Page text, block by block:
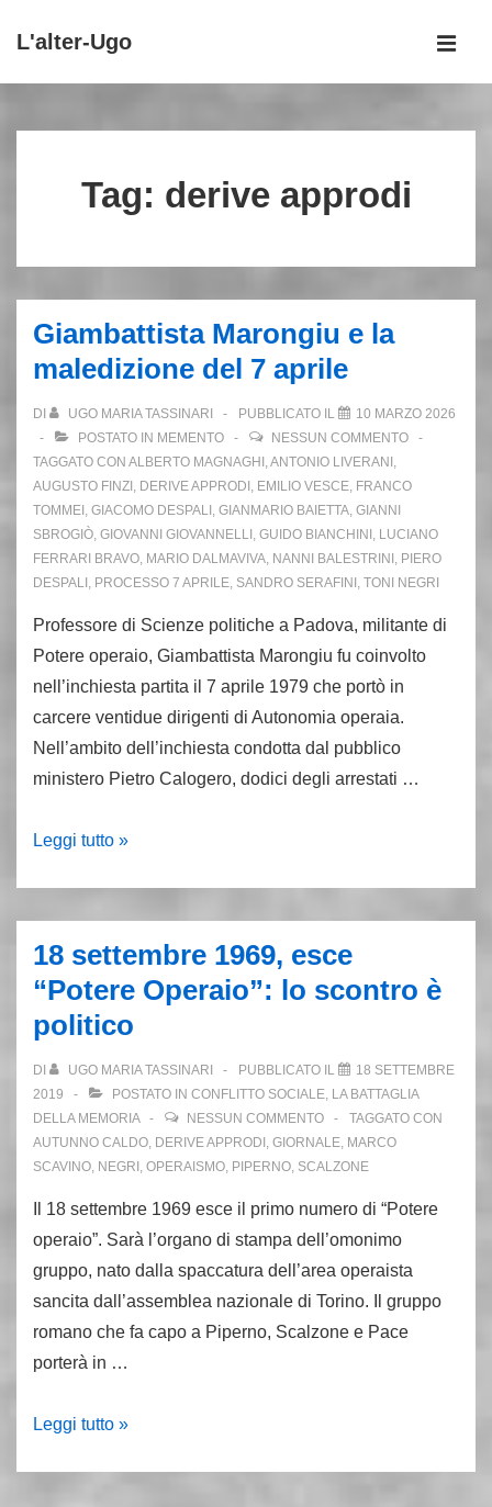
Vai
principale
L'alter-Ugo
principale
Tag: derive approdi
Giambattista Marongiu e la
maledizione del 7 aprile
DI UGO MARIA TASSINARI PUBBLICATO IL
10 MARZO 2026
POSTATO IN MEMENTO
NESSUN COMMENTO
TAGGATO CON ALBERTO MAGNAGHI ,ANTONIO LIVERANI ,
AUGUSTO FINZI , DERIVE APPRODI , EMILIO VESCE, FRANCO
TOMMEI , GIACOMO DESPALI , GIANMARIO BAIETTA, GIANNI
SBROGIÒ, GIOVANNI GIOVANNELLI , GUIDO BIANCHINI , LUCIANO
FERRARI BRAVO, MARIO DALMAVIVA, NANNI BALESTRINI , PIERO
DESPALI , PROCESSO 7 APRILE, SANDRO SERAFINI , TONI NEGRI
Professore di Scienze politiche a Padova, militante di
Potere operaio, Giambattista Marongiu fu coinvolto
nell’inchiesta partita il 7 aprile 1979 che portò in
carcere ventidue dirigenti di Autonomia operaia.
Nell’ambito dell’inchiesta condotta dal pubblico
ministero Pietro Calogero, dodici degli arrestati …
Giambattista
maledizione
del
7
Leggi tutto »
18 settembre 1969, esce
“Potere Operaio”: lo scontro è
politico
DI UGO MARIA TASSINARI PUBBLICATO IL
18 SETTEMBRE
2019
POSTATO IN CONFLITTO SOCIALE, LA BATTAGLIA
DELLA MEMORIA
NESSUN COMMENTO
TAGGATO CON
AUTUNNO CALDO, DERIVE APPRODI , GIORNALE, MARCO
SCAVINO, NEGRI , OPERAISMO, PIPERNO, SCALZONE
Il 18 settembre 1969 esce il primo numero di “Potere
operaio”. Sarà l’organo di stampa dell’omonimo
gruppo, nato dalla spaccatura dell’area operaista
sancita dall’assemblea nazionale di Torino. Il gruppo
romano che fa capo a Piperno, Scalzone e Pace
porterà in …
18
Leggi tutto »